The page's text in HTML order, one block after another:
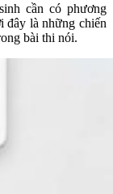
cần có phương
đây là những chiến
bài thi nói.